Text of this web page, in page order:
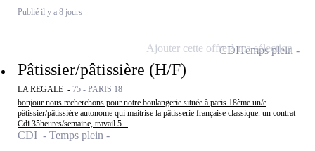
Publié il y a 8 jours
Pâtissier/pâtissière (H/F)
LA REGALE - 75 - PARIS 18
bonjour nous recherchons pour notre boulangerie située à paris 18ème un/e
pâtissier/pâtissière autonome qui maitrise la pâtisserie française classique. un contrat
Cdi 35heures/semaine, travail 5...
CDI - Temps plein
CDITemps plein
Ajouter cette offre à ma sélection